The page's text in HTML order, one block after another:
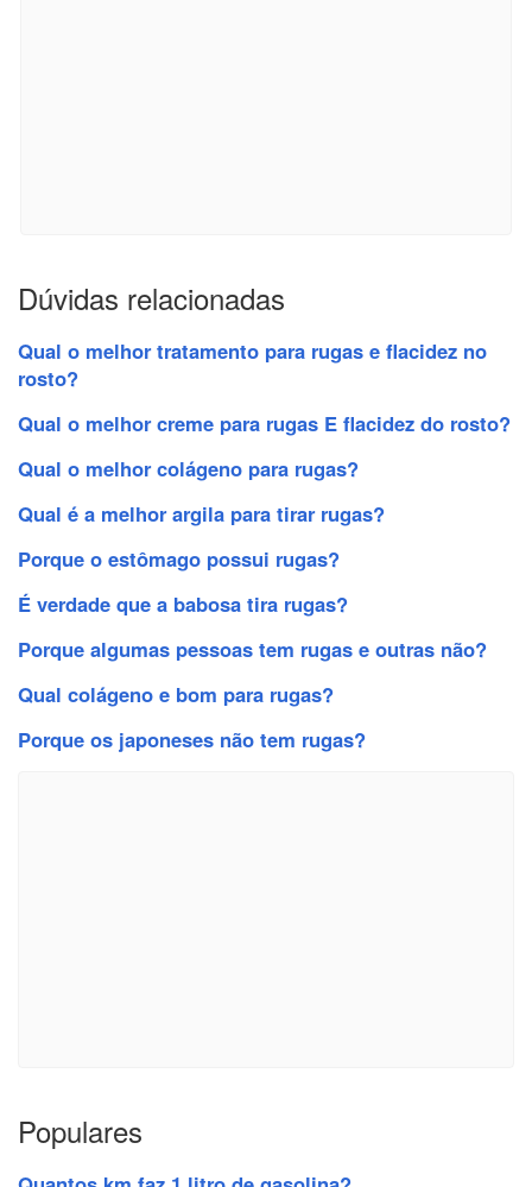
Dúvidas relacionadas
Qual o melhor tratamento para rugas e flacidez no
rosto?
Qual o melhor creme para rugas E flacidez do rosto?
Qual o melhor colágeno para rugas?
Qual é a melhor argila para tirar rugas?
Porque o estômago possui rugas?
É verdade que a babosa tira rugas?
Porque algumas pessoas tem rugas e outras não?
Qual colágeno e bom para rugas?
Porque os japoneses não tem rugas?
Populares